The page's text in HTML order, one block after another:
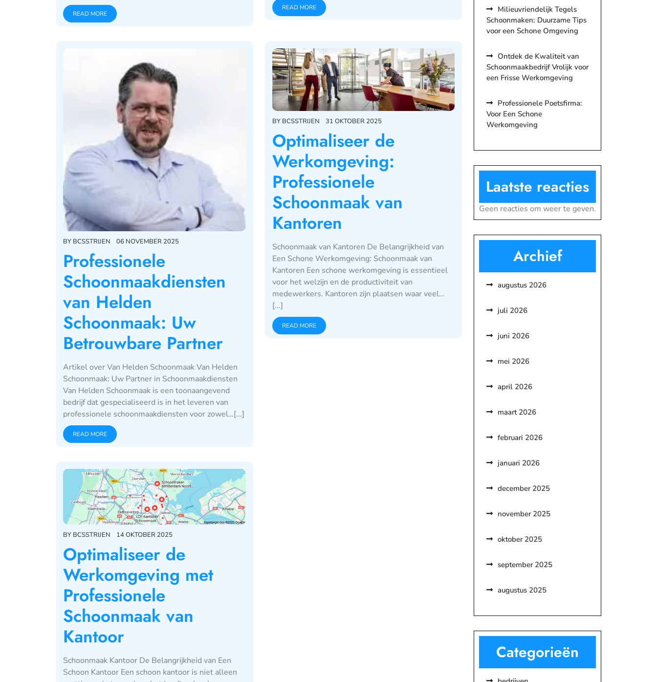
READ MORE
READ MORE
BY BCSSTRIJEN 06 NOVEMBER 2025
Professionele
Schoonmaakdiensten
van Helden
Schoonmaak: Uw
Betrouwbare Partner
Artikel over Van Helden Schoonmaak Van Helden
Schoonmaak: Uw Partner in Schoonmaakdiensten
Van Helden Schoonmaak is een toonaangevend
bedrijf dat gespecialiseerd is in het leveren van
professionele schoonmaakdiensten voor zowel…[...]
READ MORE
BY BCSSTRIJEN 31 OKTOBER 2025
Optimaliseer de
Werkomgeving:
Professionele
Schoonmaak van
Kantoren
Schoonmaak van Kantoren De Belangrijkheid van
Een Schone Werkomgeving: Schoonmaak van
Kantoren Een schone werkomgeving is essentieel
voor het welzijn en de productiviteit van
medewerkers. Kantoren zijn plaatsen waar veel…
[...]
READ MORE
BY BCSSTRIJEN 14 OKTOBER 2025
Optimaliseer de
Werkomgeving met
Professionele
Schoonmaak van
Kantoor
Schoonmaak Kantoor De Belangrijkheid van Een
Schoon Kantoor Een schoon kantoor is niet alleen
Milieuvriendelijk Tegels
Schoonmaken: Duurzame Tips
voor een Schone Omgeving
Ontdek de Kwaliteit van
Schoonmaakbedrijf Vrolijk voor
een Frisse Werkomgeving
Professionele Poetsfirma:
Voor Een Schone
Werkomgeving
Laatste reacties
Geen reacties om weer te geven.
Archief
augustus 2026
juli 2026
juni 2026
mei 2026
april 2026
maart 2026
februari 2026
januari 2026
december 2025
november 2025
oktober 2025
september 2025
augustus 2025
Categorieën